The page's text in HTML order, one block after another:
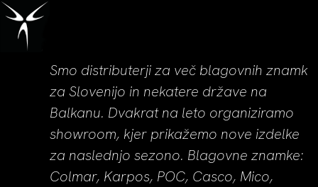
Smo distributerji za več blagovnih znamk
za Slovenijo in nekatere države na
Balkanu. Dvakrat na leto organiziramo
showroom, kjer prikažemo nove izdelke
za naslednjo sezono. Blagovne znamke:
Colmar, Karpos, POC, Casco, Mico,